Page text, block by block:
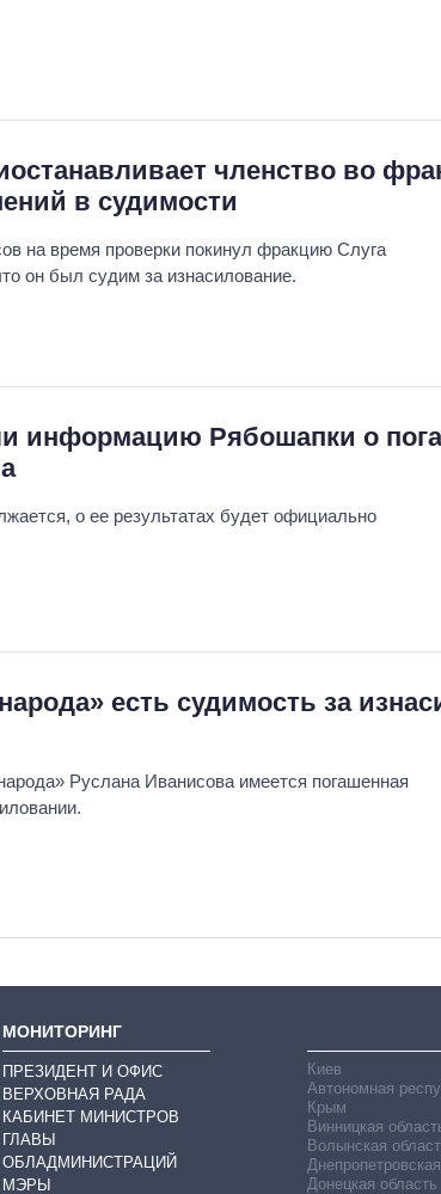
членство во
в судимости
на время проверки покинул фракцию Слуга
он был судим за изнасилование.
информацию Рябошапки о
о ее результатах будет официально
есть судимость за
Руслана Иванисова имеется погашенная
МОНИТОРИНГ
ПРЕЗИДЕНТ И ОФИС
ВЕРХОВНАЯ РАДА
КАБИНЕТ МИНИСТРОВ
ГЛАВЫ
ОБЛАДМИНИСТРАЦИЙ
МЭРЫ
Киев
Автономная
Крым
Винницкая
Волынская
Донецкая область